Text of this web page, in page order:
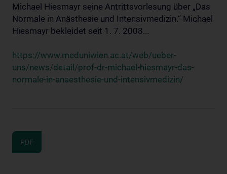
Michael Hiesmayr seine Antrittsvorlesung über „Das
Normale in Anästhesie und Intensivmedizin.“ Michael
Hiesmayr bekleidet seit 1. 7. 2008...
https://www.meduniwien.ac.at/web/ueber-
uns/news/detail/prof-dr-michael-hiesmayr-das-
normale-in-anaesthesie-und-intensivmedizin/
PDF